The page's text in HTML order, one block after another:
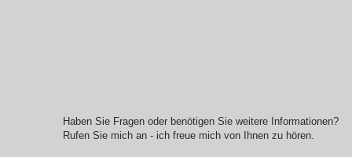
Haben Sie Fragen oder benötigen Sie weitere Informationen?
Rufen Sie mich an - ich freue mich von Ihnen zu hören. ​